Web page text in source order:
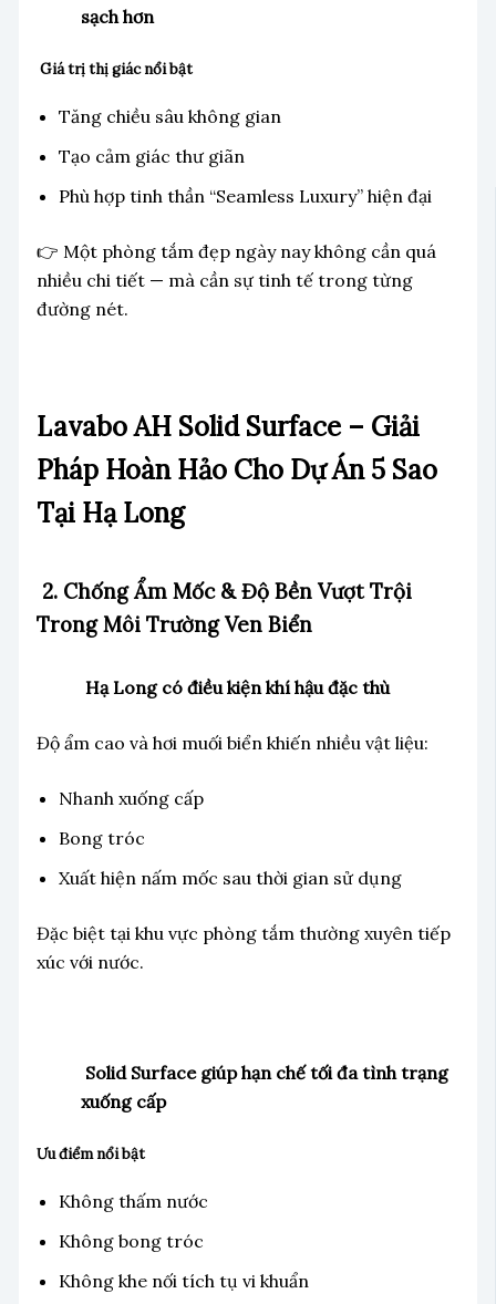
sạch hơn
Giá trị thị giác nổi bật
Tăng chiều sâu không gian
Tạo cảm giác thư giãn
Phù hợp tinh thần “Seamless Luxury” hiện đại
👉 Một phòng tắm đẹp ngày nay không cần quá
nhiều chi tiết — mà cần sự tinh tế trong từng
đường nét.
Lavabo AH Solid Surface – Giải
Pháp Hoàn Hảo Cho Dự Án 5 Sao
Tại Hạ Long
2. Chống Ẩm Mốc & Độ Bền Vượt Trội
Trong Môi Trường Ven Biển
Hạ Long có điều kiện khí hậu đặc thù
Độ ẩm cao và hơi muối biển khiến nhiều vật liệu:
Nhanh xuống cấp
Bong tróc
Xuất hiện nấm mốc sau thời gian sử dụng
Đặc biệt tại khu vực phòng tắm thường xuyên tiếp
xúc với nước.
Solid Surface giúp hạn chế tối đa tình trạng
xuống cấp
Ưu điểm nổi bật
Không thấm nước
Không bong tróc
Không khe nối tích tụ vi khuẩn